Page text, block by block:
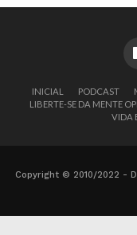
INICIAL PODCAST
LIBERTE-SE DA MENTE
VIDA
Copyright © 2010/2022 -